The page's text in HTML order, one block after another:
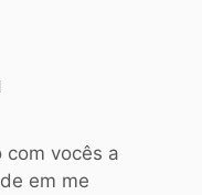
s
e
com vocês a
em me